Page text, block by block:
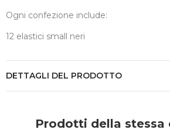
Ogni confezione include:
12 elastici small neri
DETTAGLI DEL PRODOTTO
Prodotti della stessa